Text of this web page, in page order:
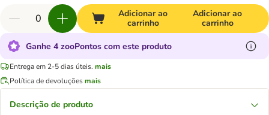
Adicionar ao
carrinho
Adicionar ao
carrinho
Ganhe 4 zooPontos com este produto
Entrega em 2-5 dias úteis. mais
Política de devoluçõesmais
Descrição de produto